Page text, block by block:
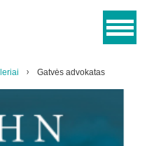
Gatvės advokatas